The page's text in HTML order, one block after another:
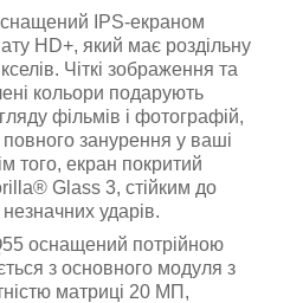
IPS-екраном
HD+, який має роздільну
Чіткі зображення та
кольори подарують
фільмів і фотографій,
занурення у ваші
того, екран покритий
Glass 3, стійким до
ударів.
оснащений потрійною
з основного модуля з
матриці 20 МП,